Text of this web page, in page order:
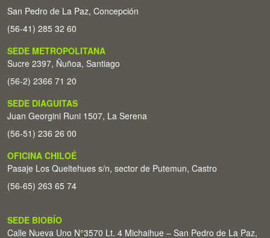
San Pedro de La Paz, Concepción
(56-41) 285 32 60
SEDE METROPOLITANA
Sucre 2397, Ñuñoa, Santiago
(56-2) 2366 71 20
SEDE DIAGUITAS
Juan Georgini Runi 1507, La Serena
(56-51) 236 26 00
OFICINA CHILOÉ
Pasaje Los Queltehues s/n, sector de Putemun, Castro
(56-65) 263 65 74
SEDE BIOBÍO
Calle Nueva Uno N°3570 Lt. 4 Michaihue – San Pedro de La Paz,